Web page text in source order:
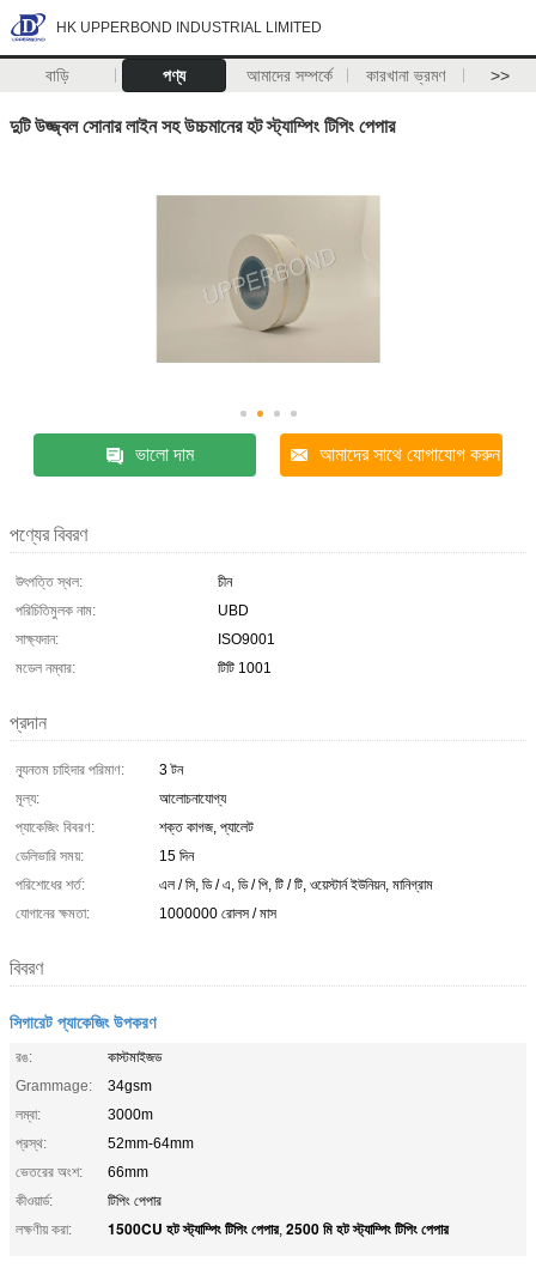
HK UPPERBOND INDUSTRIAL LIMITED
বাড়ি পণ্য আমাদের সম্পর্কে কারখানা ভ্রমণ >>
দুটি উজ্জ্বল সোনার লাইন সহ উচ্চমানের হট স্ট্যাম্পিং টিপিং পেপার
ভালো দাম আমাদের সাথে যোগাযোগ করুন
পণ্যের বিবরণ
উৎপত্তি স্থল:
চীন
পরিচিতিমুলক নাম:
UBD
সাক্ষ্যদান:
ISO9001
মডেল নম্বার:
টিটি 1001
প্রদান
ন্যূনতম চাহিদার পরিমাণ:
3 টন
মূল্য:
আলোচনাযোগ্য
প্যাকেজিং বিবরণ:
শক্ত কাগজ, প্যালেট
ডেলিভারি সময়:
15 দিন
পরিশোধের শর্ত:
এল / সি, ডি / এ, ডি / পি, টি / টি, ওয়েস্টার্ন ইউনিয়ন, মানিগ্রাম
যোগানের ক্ষমতা:
1000000 রোলস / মাস
বিবরণ
সিগারেট প্যাকেজিং উপকরণ
রঙ:
কাস্টমাইজড
Grammage:
34gsm
লম্বা:
3000m
প্রস্থ:
52mm-64mm
ভেতরের অংশ:
66mm
কীওয়ার্ড:
টিপিং পেপার
লক্ষণীয় করা:
1500CU হট স্ট্যাম্পিং টিপিং পেপার, 2500 মি হট স্ট্যাম্পিং টিপিং পেপার